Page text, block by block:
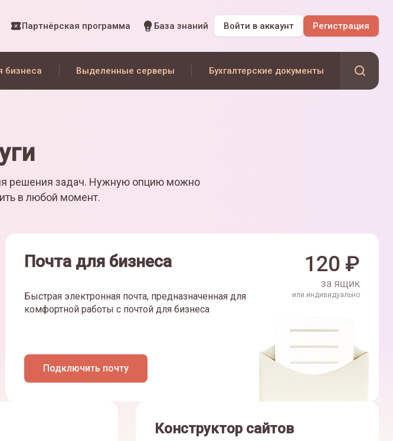
Партнёрская программа База знаний Войти в аккаунт Регистрация
бизнеса Выделенные серверы Бухгалтерские документы
решения задач. Нужную опцию можно
в любой момент.
Почта для бизнеса
Быстрая электронная почта, предназначенная для
комфортной работы с почтой для бизнеса
Подключить почту
120 ₽
за ящик
или индивидуально
Конструктор сайтов